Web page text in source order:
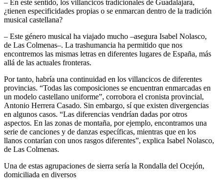
– En este sentido, los villancicos tradicionales de Guadalajara,
¿tienen especificidades propias o se enmarcan dentro de la tradición
musical castellana?
– Este género musical ha viajado mucho –asegura Isabel Nolasco,
de Las Colmenas–. La trashumancia ha permitido que nos
encontremos las mismas letras en diferentes lugares de España, más
allá de las actuales fronteras.
Por tanto, habría una continuidad en los villancicos de diferentes
provincias. “Todas las composiciones se encuentran enmarcadas en
un modelo castellano uniforme”, corrobora el cronista provincial,
Antonio Herrera Casado. Sin embargo, sí que existen divergencias
en algunos casos. “Las diferencias vendrían dadas por otros
aspectos. En las zonas de montaña, por ejemplo, encontramos una
serie de canciones y de danzas específicas, mientras que en los
llanos contarían con unos rasgos diferentes”, explica Isabel Nolasco,
de Las Colmenas.
Una de estas agrupaciones de sierra sería la Rondalla del Ocejón,
domiciliada en diversos